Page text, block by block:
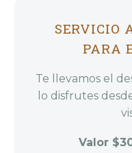
SERVICIO
PARA
Te llevamos el
lo disfrutes
Valor